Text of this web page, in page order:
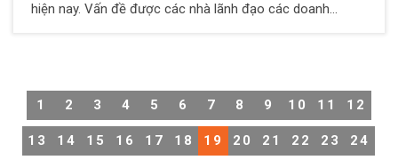
hiện nay. Vấn đề được các nhà lãnh đạo các doanh
là điều tất yếu và không thể thiếu được của bất kỳ doanh
chuyên nghiệp tại Quảng Nam ra đời nhằm đáp ứng nhu
cầu nêu trên, Công ty chúng tôi được các cơ quan chức
1 2 3 4 5 6 7 8 9 10 11 12
13 14 15 16 17 18 19 20 21 22 23 24